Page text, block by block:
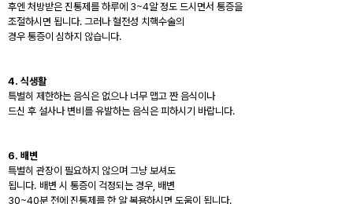
후엔 처방받은 진통제를 하루에 3~4알 정도 드시면서 통증을
조절하시면 됩니다. 그러나 혈전성 치핵수술의
경우 통증이 심하지 않습니다.
4. 식생활
특별히 제한하는 음식은 없으나 너무 맵고 짠 음식이나
드신 후 설사나 변비를 유발하는 음식은 피하시기 바랍니다.
6. 배변
특별히 관장이 필요하지 않으며 그냥 보셔도
됩니다. 배변 시 통증이 걱정되는 경우, 배변
30~40분 전에 진통제를 한 알 복용하시면 도움이 됩니다.